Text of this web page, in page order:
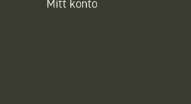
Mitt konto